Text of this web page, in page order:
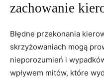
zachowanie
Błędne przekonania
skrzyżowaniach mogą
nieporozumień i
wpływem mitów, które